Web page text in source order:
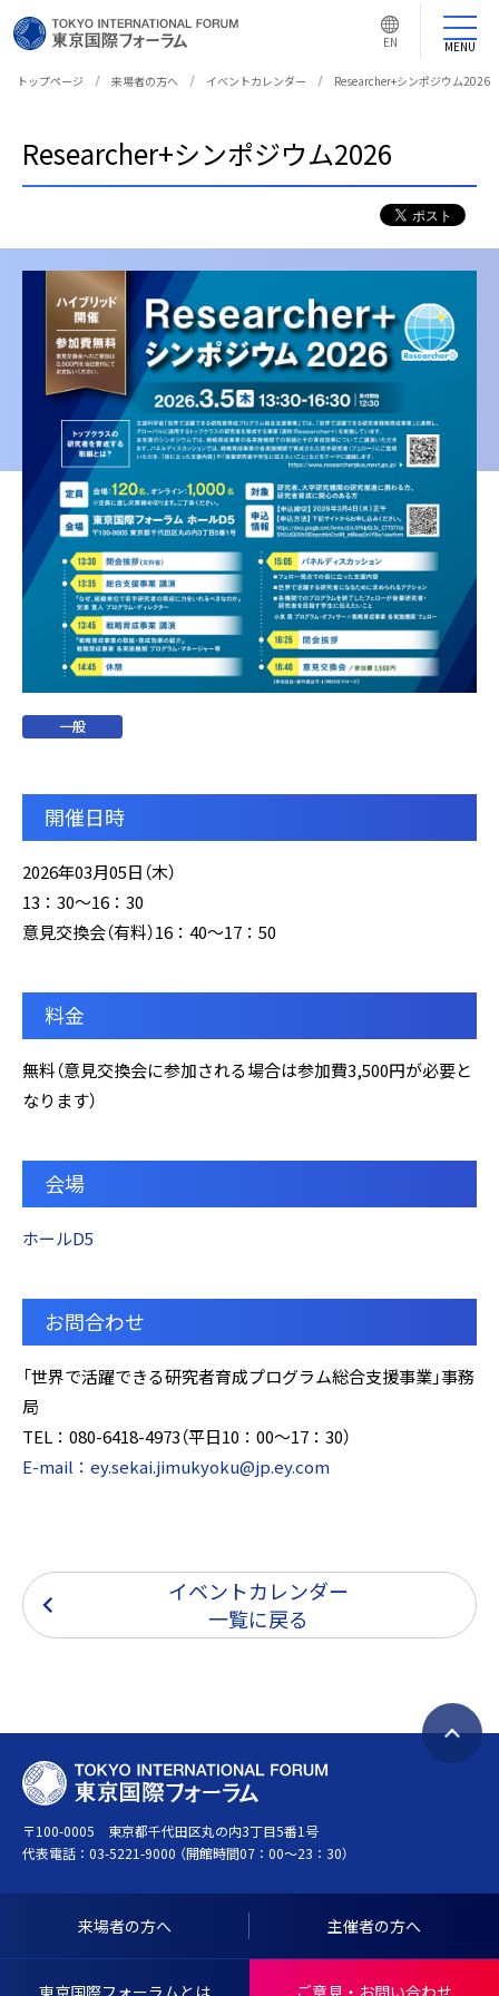
言
語
切
え
ボ
EN MENU
トップページ 来場者の方へ イベントカレンダー Researcher+シンポジウム2026
Researcher+シンポジウム2026
一般
開催日時
2026年03月05日（木）
13：30～16：30
意見交換会（有料）16：40～17：50
料金
無料（意見交換会に参加される場合は参加費3,500円が必要と
なります）
会場
ホールD5
お問合わせ
「世界で活躍できる研究者育成プログラム総合支援事業」事務
局
TEL：080-6418-4973（平日10：00～17：30）
E-mail：ey.sekai.jimukyoku@jp.ey.com
イベントカレンダー
一覧に戻る
ペ
プ
戻
る
T
O
K
Y
O
N
〒100-0005 東京都千代田区丸の内3丁目5番1号
代表電話： 03-5221-9000 （開館時間07：00～23：30）
来場者の方へ 主催者の方へ
東京国際フォーラムとは ご意見・お問い合わせ